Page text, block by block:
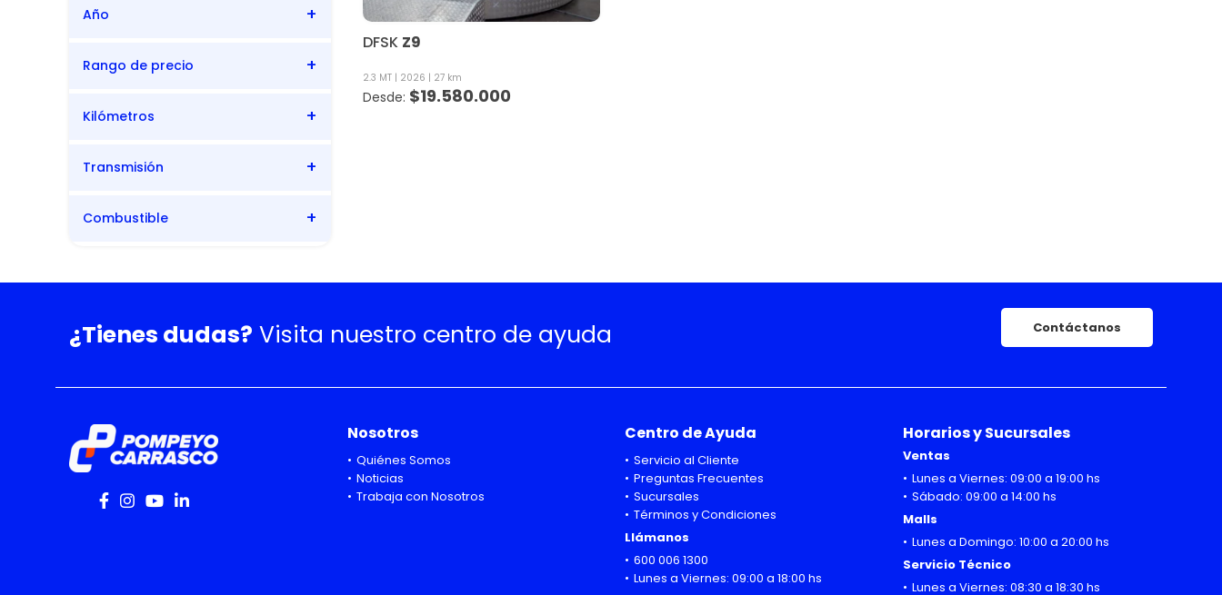
Pick up
Año
2026
Rango de precio
Kilómetros
Transmisión
Manual
Combustible
DFSK Z9
2.3 MT 2026 27 km
$19.580.000
¿Tienes dudas? Visita nuestro centro de ayuda Contáctanos
Nosotros
Quiénes Somos
Noticias
Trabaja con Nosotros
Centro de Ayuda
Servicio al Cliente
Preguntas Frecuentes
Sucursales
Términos y Condiciones
Llámanos
600 006 1300
Lunes a Viernes: 09:00 a 18:00 hs
Horarios y Sucursales
Ventas
Lunes a Viernes: 09:00 a 19:00 hs
Sábado: 09:00 a 14:00 hs
Malls
Lunes a Domingo: 10:00 a 20:00 hs
Servicio Técnico
Lunes a Viernes: 08:30 a 18:30 hs